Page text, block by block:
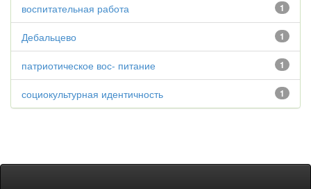
1
воспитательная работа
1
Дебальцево
1
патриотическое вос- питание
1
социокультурная идентичность